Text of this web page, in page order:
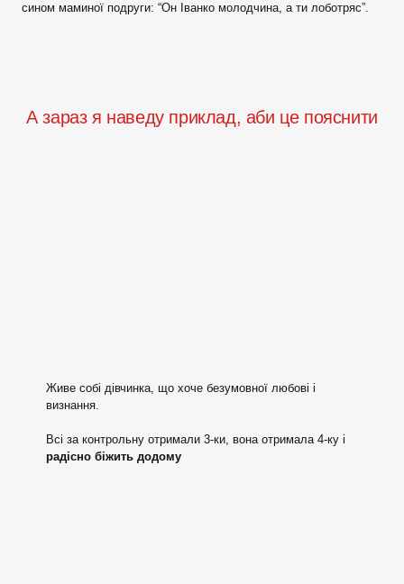
сином маминої подруги: “Он Іванко молодчина, а ти лоботряс”.
А зараз я наведу приклад, аби це пояснити
Живе собі дівчинка, що хоче безумовної любові і
визнання.
Всі за контрольну отримали 3-ки, вона отримала 4-ку і
радісно біжить додому